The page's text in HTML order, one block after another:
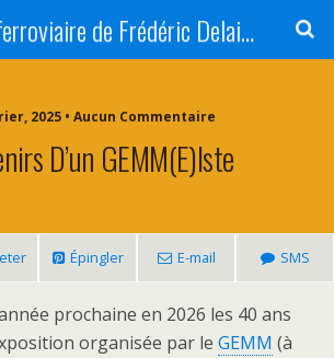
Le Blog ferroviaire de Frédéric Delaitre
2025 • Aucun Commentaire
D’un GEMM(E)iste
Épingler E-mail SMS
prochaine en 2026 les 40 ans
organisée par le GEMM (à